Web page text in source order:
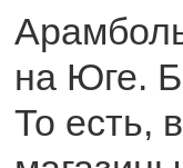
на Юге.
То есть,